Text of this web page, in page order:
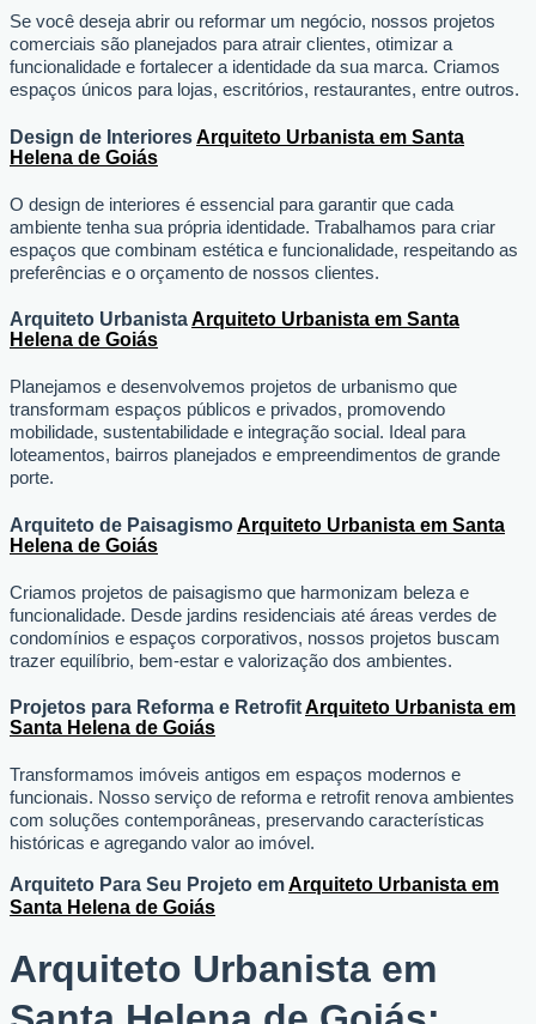
Se você deseja abrir ou reformar um negócio, nossos projetos
comerciais são planejados para atrair clientes, otimizar a
funcionalidade e fortalecer a identidade da sua marca. Criamos
espaços únicos para lojas, escritórios, restaurantes, entre outros.
Design de InterioresArquiteto Urbanista em Santa
Helena de Goiás
O design de interiores é essencial para garantir que cada
ambiente tenha sua própria identidade. Trabalhamos para criar
espaços que combinam estética e funcionalidade, respeitando as
preferências e o orçamento de nossos clientes.
Arquiteto UrbanistaArquiteto Urbanista em Santa
Helena de Goiás
Planejamos e desenvolvemos projetos de urbanismo que
transformam espaços públicos e privados, promovendo
mobilidade, sustentabilidade e integração social. Ideal para
loteamentos, bairros planejados e empreendimentos de grande
porte.
Arquiteto de PaisagismoArquiteto Urbanista em Santa
Helena de Goiás
Criamos projetos de paisagismo que harmonizam beleza e
funcionalidade. Desde jardins residenciais até áreas verdes de
condomínios e espaços corporativos, nossos projetos buscam
trazer equilíbrio, bem-estar e valorização dos ambientes.
Projetos para Reforma e RetrofitArquiteto Urbanista em
Santa Helena de Goiás
Transformamos imóveis antigos em espaços modernos e
funcionais. Nosso serviço de reforma e retrofit renova ambientes
com soluções contemporâneas, preservando características
históricas e agregando valor ao imóvel.
Arquiteto Para Seu Projeto emArquiteto Urbanista em
Santa Helena de Goiás
Arquiteto Urbanista em